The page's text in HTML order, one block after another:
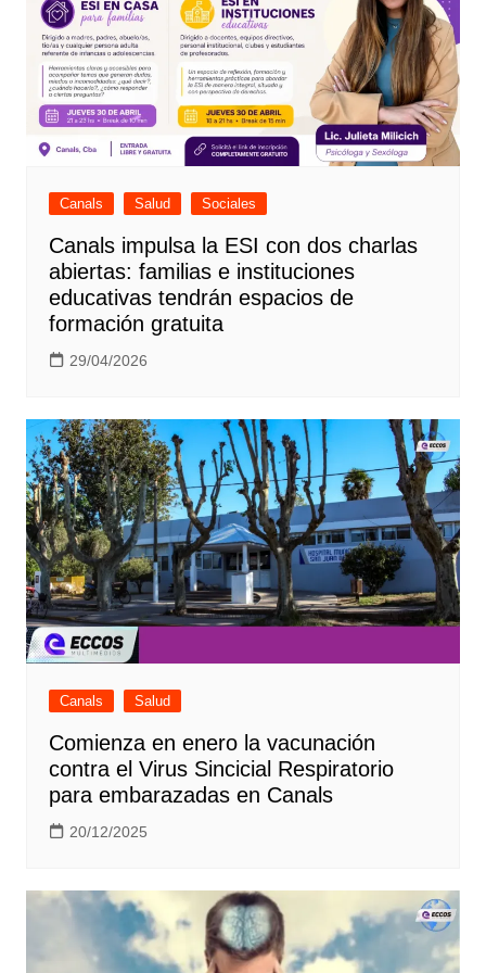
Canals Salud Sociales
Canals impulsa la ESI con dos charlas
abiertas: familias e instituciones
educativas tendrán espacios de
formación gratuita
29/04/2026
Canals Salud
Comienza en enero la vacunación
contra el Virus Sincicial Respiratorio
para embarazadas en Canals
20/12/2025